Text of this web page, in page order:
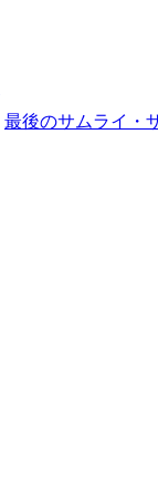
最後のサムライ・